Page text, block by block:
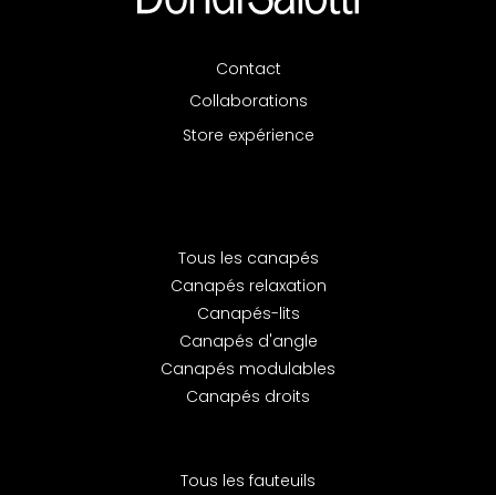
Tous les canapés
Canapés relaxation
Canapés-lits
Canapés d'angle
Canapés modulables
Canapés droits
Tous les fauteuils
Contact
Collaborations
Store expérience